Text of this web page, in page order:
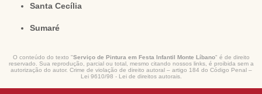
Santa Cecília
Sumaré
O conteúdo do texto "Serviço de Pintura em Festa Infantil Monte Líbano" é de direito
reservado. Sua reprodução, parcial ou total, mesmo citando nossos links, é proibida sem a
autorização do autor. Crime de violação de direito autoral – artigo 184 do Código Penal –
Lei 9610/98 - Lei de direitos autorais.